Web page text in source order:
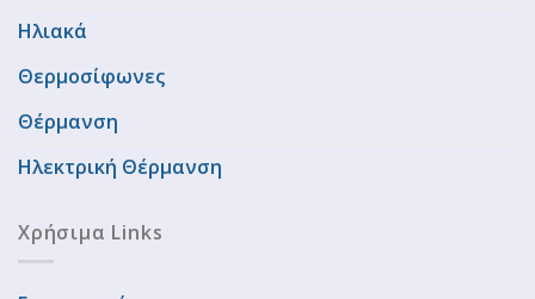
Ηλιακά
Θερμοσίφωνες
Θέρμανση
Ηλεκτρική Θέρμανση
Χρήσιμα Links